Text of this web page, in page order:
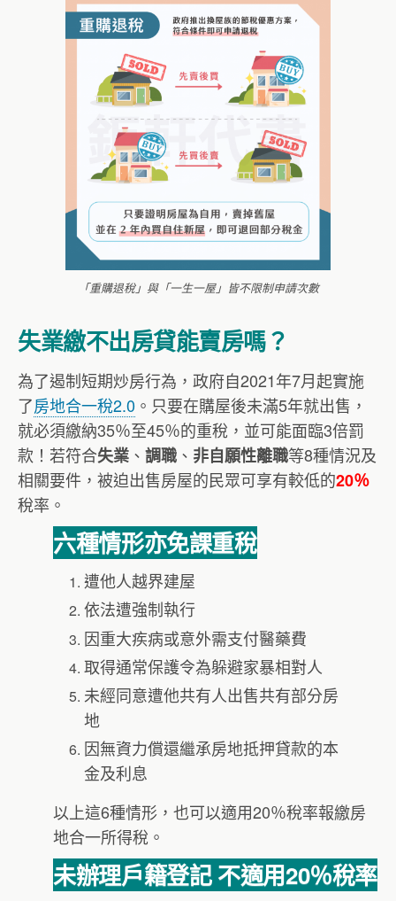
「重購退稅」與「一生一屋」皆不限制申請次數
失業繳不出房貸能賣房嗎？
為了遏制短期炒房行為，政府自2021年7月起實施
了房地合一稅2.0 。只要在購屋後未滿5年就出售，
就必須繳納35％至45％的重稅，並可能面臨3倍罰
款！若符合失業 、 調職 、 非自願性離職等8種情況及
相關要件，被迫出售房屋的民眾可享有較低的20％
稅率。
六種情形亦免課重稅
遭他人越界建屋
依法遭強制執行
因重大疾病或意外需支付醫藥費
取得通常保護令為躲避家暴相對人
未經同意遭他共有人出售共有部分房
地
因無資力償還繼承房地抵押貸款的本
金及利息
以上這6種情形，也可以適用20％稅率報繳房
地合一所得稅。
未辦理戶籍登記 不適用20％稅率